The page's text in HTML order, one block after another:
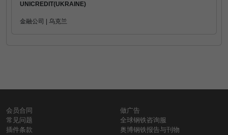
UNICREDIT(UKRAINE)
金融公司 | 乌克兰
会员合同
常见问题
插件条款
做广告
全球钢铁咨询服
奥博钢铁报告与刊物